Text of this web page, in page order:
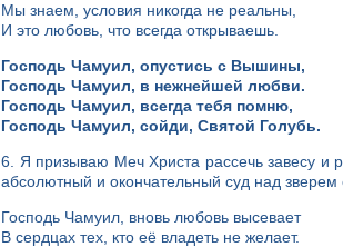
Мы знаем, условия никогда не реальны,
И это любовь, что всегда открываешь.
Господь Чамуил, опустись с Вышины,
Господь Чамуил, в нежнейшей любви.
Господь Чамуил, всегда тебя помню,
Господь Чамуил, сойди, Святой Голубь.
6. Я призываю Меч Христа рассечь завесу и
абсолютный и окончательный суд над зверем
Господь Чамуил, вновь любовь высевает
В сердцах тех, кто её владеть не желает.